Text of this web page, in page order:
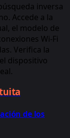
inversa
Accede a la
el modelo de
Wi-Fi
Verifica la
dispositivo
de los